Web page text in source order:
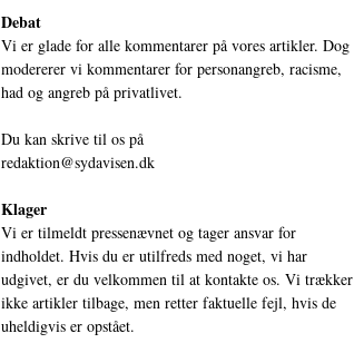
Debat
Vi er glade for alle kommentarer på vores artikler. Dog
modererer vi kommentarer for personangreb, racisme,
had og angreb på privatlivet.
Du kan skrive til os på
redaktion@sydavisen.dk
Klager
Vi er tilmeldt pressenævnet og tager ansvar for
indholdet. Hvis du er utilfreds med noget, vi har
udgivet, er du velkommen til at kontakte os. Vi trækker
ikke artikler tilbage, men retter faktuelle fejl, hvis de
uheldigvis er opstået.